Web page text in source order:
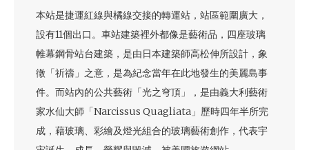
本站是捷運紅線與橘線交接的轉運站，站區範圍廣大，
設有11個出口。車站建築裡外都像是藝術品，四座玻璃
帷幕鋼骨站台建築，是由日本建築師高松伸所設計，象
徵「祈禱」之意，是為紀念當年在此地發生的美麗島事
件。而站內的公共藝術「光之穹頂」，是由義大利藝術
家水仙大師「Narcissus Quagliata」歷時四年半所完
成，藉玻璃、彩繪及燈光組合的玻璃藝術創作，代表宇